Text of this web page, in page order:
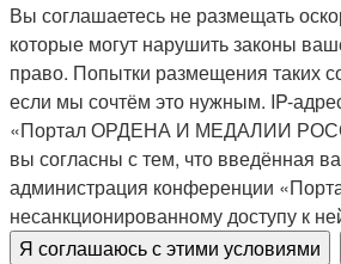
Вы соглашаетесь не размещать
которые могут нарушить законы
право. Попытки размещения таких
если мы сочтём это нужным. IP-
«Портал ОРДЕНА И МЕДАЛИИ
вы согласны с тем, что введённая
администрация конференции
несанкционированному доступу к